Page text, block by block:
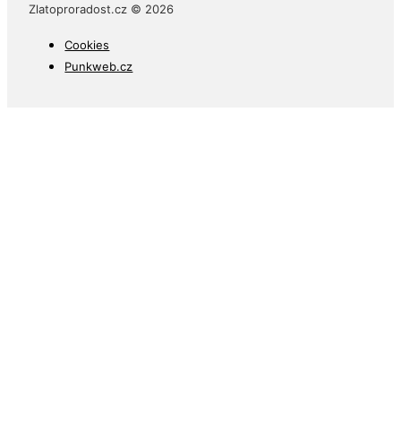
Zlatoproradost.cz © 2026
Cookies
Punkweb.cz